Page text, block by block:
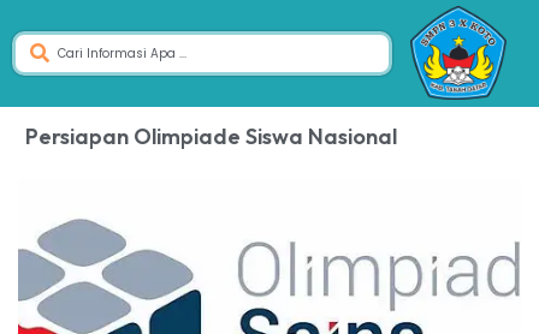
Persiapan Olimpiade Siswa Nasional